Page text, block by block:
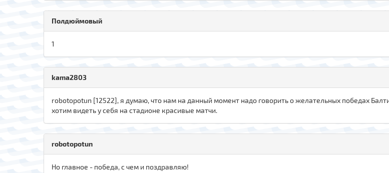
Полдюймовый
1
kama2803
robotopotun [12522], я думаю, что нам на данный момент надо говорить о желательных победах
хотим видеть у себя на стадионе красивые матчи.
robotopotun
Но главное - победа, с чем и поздравляю!